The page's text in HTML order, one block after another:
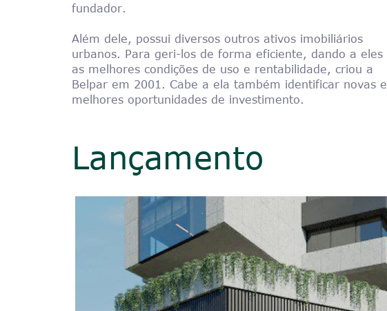
fundador.
Além dele, possui diversos outros ativos imobiliários
urbanos. Para geri-los de forma eficiente, dando a eles
as melhores condições de uso e rentabilidade, criou a
Belpar em 2001. Cabe a ela também identificar novas e
melhores oportunidades de investimento.
Lançamento